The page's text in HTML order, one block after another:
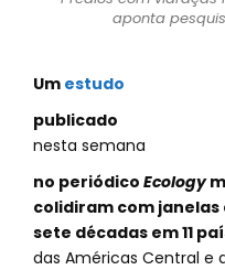
aponta
Um estudo
publicado
nesta semana
no periódico Ecology
colidiram com
sete décadas em 11
das Américas Central e